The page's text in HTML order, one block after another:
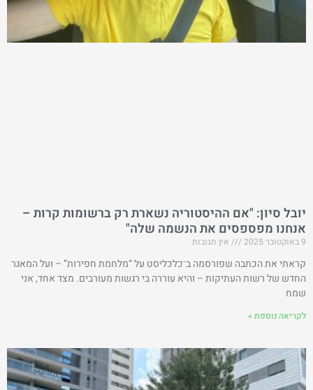
יובל סיון: "אם ההיסטוריה נשארת רק ברשומות קרות –
אנחנו מפספסים את הנשמה שלה"
9 באוקטובר 2025 אין תגובות
קראתי את הכתבה שפורסמה ב־כלכליסט על “מלחמת חפירות” – ועל המאגר
החדש של רשות העתיקות – והיא עוררה בי רגשות מעורבים. מצד אחד, אני
שמח
לקריאה נוספת »